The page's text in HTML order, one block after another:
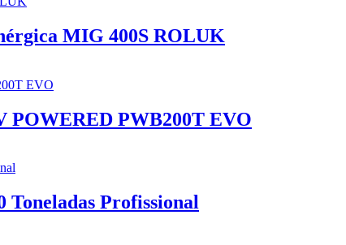
MIG 400S ROLUK
POWERED PWB200T EVO
Profissional